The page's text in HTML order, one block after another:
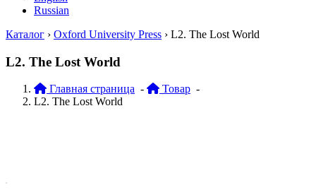
Russian
Каталог › Oxford University Press › L2. The Lost World
L2. The Lost World
Главная страница - Товар -
L2. The Lost World